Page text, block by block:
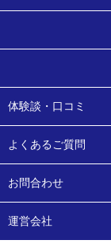
体験談・口コミ
よくあるご質問
お問合わせ
運営会社